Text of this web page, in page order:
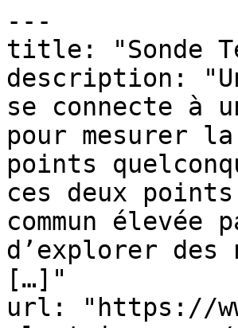
---
title: "Sonde
description:
se connecte à
pour mesurer
points
ces deux
commun
d’explorer
[…]"
url: "https://